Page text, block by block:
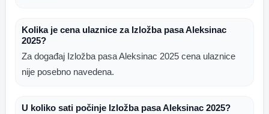
Kolika je cena ulaznice za Izložba pasa Aleksinac
2025?
Za događaj Izložba pasa Aleksinac 2025 cena ulaznice
nije posebno navedena.
U koliko sati počinje Izložba pasa Aleksinac 2025?